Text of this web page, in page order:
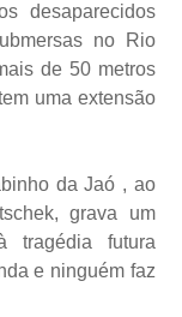
desaparecidos
no Rio
de 50 metros
uma extensão
da Jaó , ao
grava um
tragédia futura
e ninguém faz